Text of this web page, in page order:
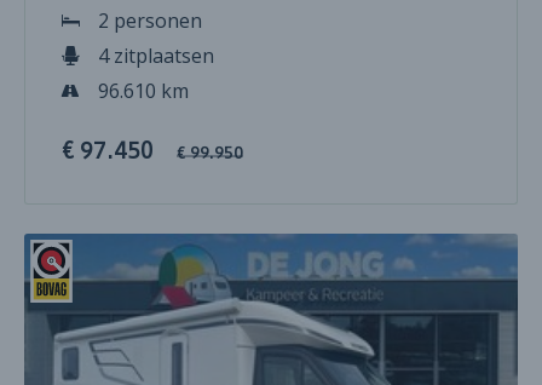
2 personen
4 zitplaatsen
96.610 km
€ 97.450 € 99.950